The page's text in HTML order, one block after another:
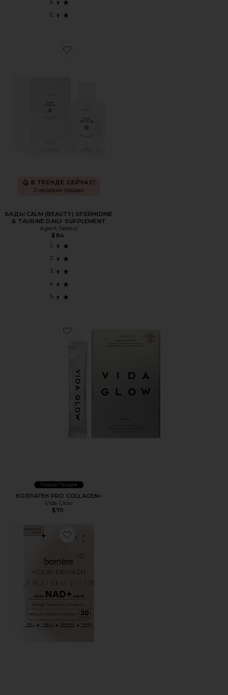
Favorite БАДЫ CALM (BEAUTY) SPERMIDINE & TAURINE
В ТРЕНДЕ СЕЙЧАС!
5 недавно продан
БАДЫ CALM (BEAUTY) SPERMIDINE
& TAURINE DAILY SUPPLEMENT
Agent Nateur
$84
Favorite КОЛЛАГЕН PRO COLLAGEN+
Лидер Продаж
КОЛЛАГЕН PRO COLLAGEN+
Vida Glow
$70
Favorite ВИТАМИННЫЕ ПЛАСТЫРИ YOUTH REPAIR